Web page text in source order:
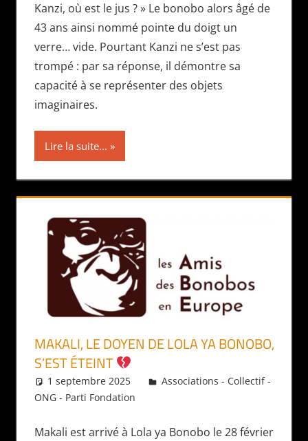
Kanzi, où est le jus ? » Le bonobo alors âgé de
43 ans ainsi nommé pointe du doigt un
verre… vide. Pourtant Kanzi ne s’est pas
trompé : par sa réponse, il démontre sa
capacité à se représenter des objets
imaginaires.
Lire la suite...
MAKALI, LE DOYEN DE LOLA YA BONOBO,
S’EST ÉTEINT
1 septembre 2025 Daniel
Associations - Collectif -
ONG - Parti Fondation
Makali est arrivé à Lola ya Bonobo le 28 février